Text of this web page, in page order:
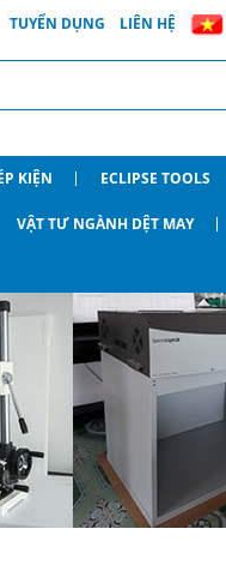
TUYỂN DỤNG LIÊN HỆ
KIỆN ECLIPSE TOOLS
VẬT TƯ NGÀNH DỆT MAY